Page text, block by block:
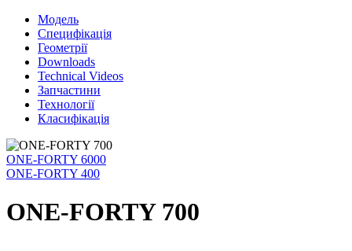
Модель
Специфікація
Геометрії
Downloads
Technical Videos
Запчастини
Технології
Класифікація
ONE-FORTY 6000
ONE-FORTY 400
ONE-FORTY 700